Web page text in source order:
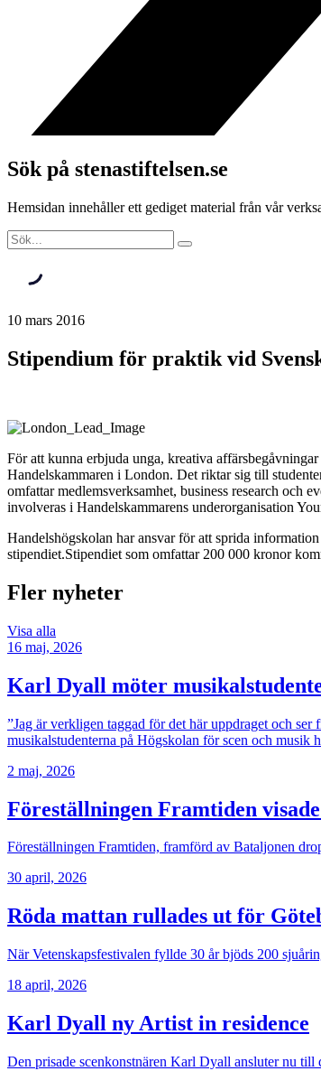
Sök på stenastiftelsen.se
Hemsidan innehåller ett gediget material från vår
10 mars 2016
Stipendium för praktik vid
För att kunna erbjuda unga, kreativa
Handelskammaren i London. Det riktar sig till
omfattar medlemsverksamhet, business research och
involveras i Handelskammarens underorganisation
Handelshögskolan har ansvar för att sprida
stipendiet.Stipendiet som omfattar 200 000 kronor
Fler nyheter
Visa alla
16 maj, 2026
Karl Dyall möter
”Jag är verkligen taggad för det här uppdraget och
musikalstudenterna på Högskolan för scen och musik
2 maj, 2026
Föreställningen Framtiden
Föreställningen Framtiden, framförd av Bataljonen
30 april, 2026
Röda mattan rullades ut för
När Vetenskapsfestivalen fyllde 30 år bjöds 200
18 april, 2026
Karl Dyall ny Artist in residence
Den prisade scenkonstnären Karl Dyall ansluter nu